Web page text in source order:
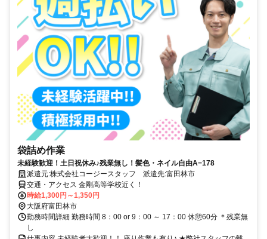
袋詰め作業
未経験歓迎！土日祝休み♪残業無し！髪色・ネイル自由A−178
派遣元:株式会社コージースタッフ 派遣先:富田林市
交通・アクセス 金剛高等学校近く！
時給1,300円～1,350円
大阪府富田林市
勤務時間詳細 勤務時間 8：00 or 9：00 ～ 17：00 休憩60分 ＊残業無
し